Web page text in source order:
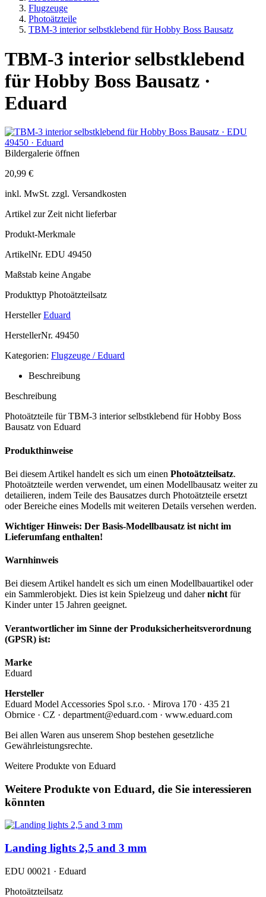
Flugzeuge
Photoätzteile
TBM-3 interior selbstklebend für Hobby Boss Bausatz
TBM-3 interior selbstklebend
für Hobby Boss Bausatz ·
Eduard
Bildergalerie öffnen
20,99 €
inkl. MwSt. zzgl. Versandkosten
Artikel zur Zeit nicht lieferbar
Produkt-Merkmale
ArtikelNr. EDU 49450
Maßstab keine Angabe
Produkttyp Photoätzteilsatz
Hersteller Eduard
HerstellerNr. 49450
Kategorien: Flugzeuge / Eduard
Beschreibung
Beschreibung
Photoätzteile für TBM-3 interior selbstklebend für Hobby Boss
Bausatz von Eduard
Produkthinweise
Bei diesem Artikel handelt es sich um einen Photoätzteilsatz.
Photoätzteile werden verwendet, um einen Modellbausatz weiter zu
detailieren, indem Teile des Bausatzes durch Photoätzteile ersetzt
oder Bereiche eines Modells mit weiteren Details versehen werden.
Wichtiger Hinweis: Der Basis-Modellbausatz ist nicht im
Lieferumfang enthalten!
Warnhinweis
Bei diesem Artikel handelt es sich um einen Modellbauartikel oder
ein Sammlerobjekt. Dies ist kein Spielzeug und dahernicht für
Kinder unter 15 Jahren geeignet.
Verantwortlicher im Sinne der Produksicherheitsverordnung
(GPSR) ist:
Marke
Eduard
Hersteller
Eduard Model Accessories Spol s.r.o. · Mirova 170 · 435 21
Obrnice · CZ · department@eduard.com · www.eduard.com
Bei allen Waren aus unserem Shop bestehen gesetzliche
Gewährleistungsrechte.
Weitere Produkte von Eduard
Weitere Produkte von Eduard, die Sie interessieren
könnten
Landing lights 2,5 and 3 mm
EDU 00021 · Eduard
Photoätzteilsatz